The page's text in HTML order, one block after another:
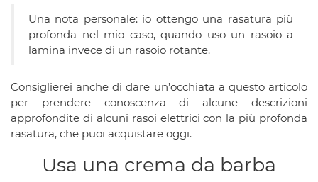
Una nota personale: io ottengo una rasatura più
profonda nel mio caso, quando uso un rasoio a
lamina invece di un rasoio rotante.
Consiglierei anche di dare un’occhiata a questo articolo
per prendere conoscenza di alcune descrizioni
approfondite di alcuni rasoi elettrici con la più profonda
rasatura, che puoi acquistare oggi.
Usa una crema da barba